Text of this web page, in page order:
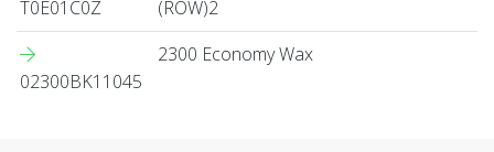
T0E01C0Z
(ROW)2
02300BK11045
2300 Economy Wax